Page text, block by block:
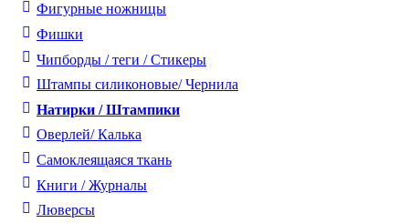
Фигурные ножницы
Фишки
Чипборды / теги / Стикеры
Штампы силиконовые/ Чернила
Натирки / Штампики
Оверлей/ Калька
Самоклеящаяся ткань
Книги / Журналы
Люверсы